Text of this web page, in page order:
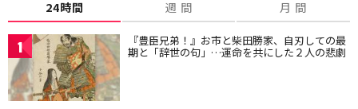
24時間 週 間 月 間
1 『豊臣兄弟！』お市と柴田勝家、自刃しての最
期と「辞世の句」…運命を共にした２人の悲劇